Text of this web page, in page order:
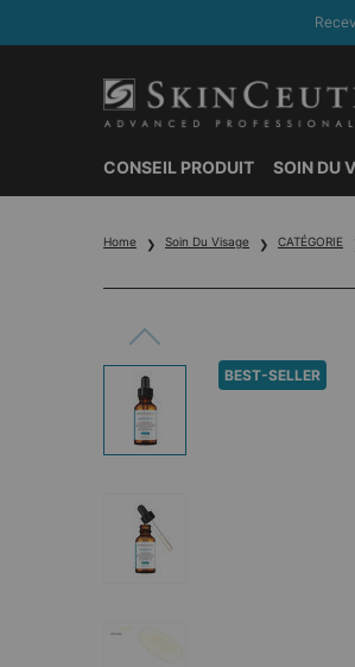
CONSEIL PRODUIT SOIN DU
Home Soin Du Visage CATÉGORIE
BEST-SELLER